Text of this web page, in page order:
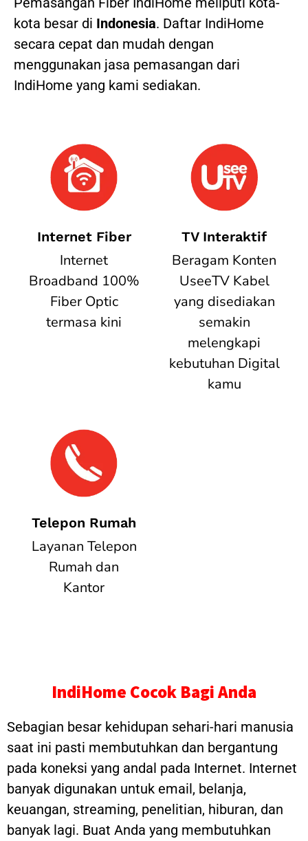
kota besar di Indonesia. Daftar IndiHome
secara cepat dan mudah dengan
menggunakan jasa pemasangan dari
IndiHome yang kami sediakan.
Internet Fiber
Internet
Broadband 100%
Fiber Optic
termasa kini
TV Interaktif
Beragam Konten
UseeTV Kabel
yang disediakan
semakin
melengkapi
kebutuhan Digital
kamu
Telepon Rumah
Layanan Telepon
Rumah dan
Kantor
IndiHome Cocok Bagi Anda
Sebagian besar kehidupan sehari-hari manusia
saat ini pasti membutuhkan dan bergantung
pada koneksi yang andal pada Internet. Internet
banyak digunakan untuk email, belanja,
keuangan, streaming, penelitian, hiburan, dan
banyak lagi. Buat Anda yang membutuhkan